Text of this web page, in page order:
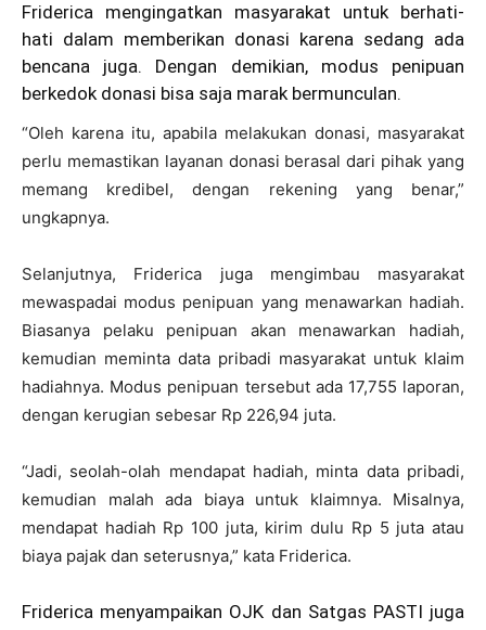
Friderica mengingatkan masyarakat untuk berhati-
hati dalam memberikan donasi karena sedang ada
bencana juga. Dengan demikian, modus penipuan
berkedok donasi bisa saja marak bermunculan.
“Oleh karena itu, apabila melakukan donasi, masyarakat
perlu memastikan layanan donasi berasal dari pihak yang
memang kredibel, dengan rekening yang benar,”
ungkapnya.
Selanjutnya, Friderica juga mengimbau masyarakat
mewaspadai modus penipuan yang menawarkan hadiah.
Biasanya pelaku penipuan akan menawarkan hadiah,
kemudian meminta data pribadi masyarakat untuk klaim
hadiahnya. Modus penipuan tersebut ada 17,755 laporan,
dengan kerugian sebesar Rp 226,94 juta.
“Jadi, seolah-olah mendapat hadiah, minta data pribadi,
kemudian malah ada biaya untuk klaimnya. Misalnya,
mendapat hadiah Rp 100 juta, kirim dulu Rp 5 juta atau
biaya pajak dan seterusnya,” kata Friderica.
Friderica menyampaikan OJK dan Satgas PASTI juga